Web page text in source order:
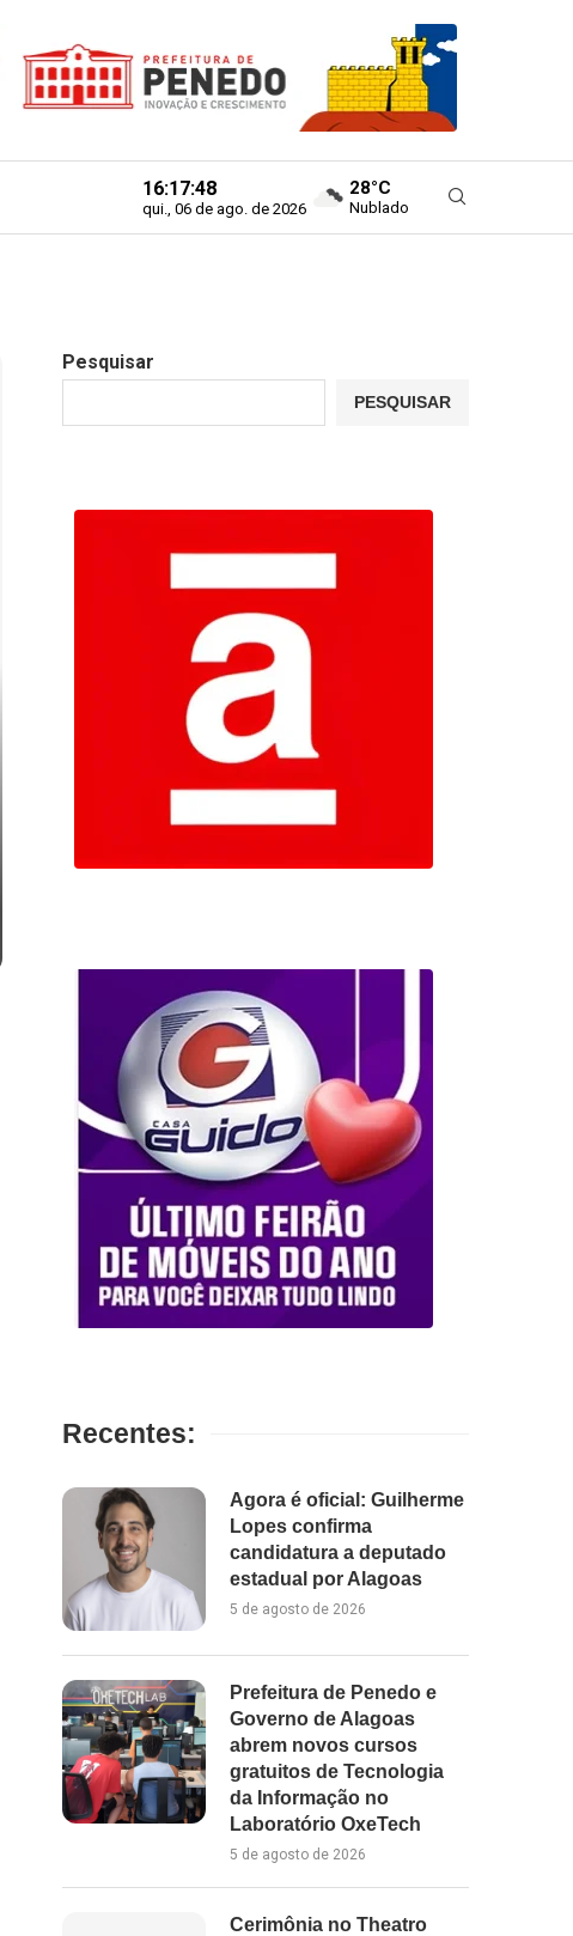
16:17:50
qui., 06 de ago. de 2026
28°C
Nublado
Pesquisar
PESQUISAR
Recentes:
Agora é oficial: Guilherme
Lopes confirma
candidatura a deputado
estadual por Alagoas
5 de agosto de 2026
Prefeitura de Penedo e
Governo de Alagoas
abrem novos cursos
gratuitos de Tecnologia
da Informação no
Laboratório OxeTech
5 de agosto de 2026
Cerimônia no Theatro